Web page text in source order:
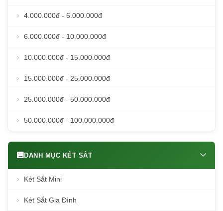
4.000.000đ - 6.000.000đ
6.000.000đ - 10.000.000đ
10.000.000đ - 15.000.000đ
15.000.000đ - 25.000.000đ
25.000.000đ - 50.000.000đ
50.000.000đ - 100.000.000đ
DANH MỤC KÉT SẮT
Két Sắt Mini
Két Sắt Gia Đình